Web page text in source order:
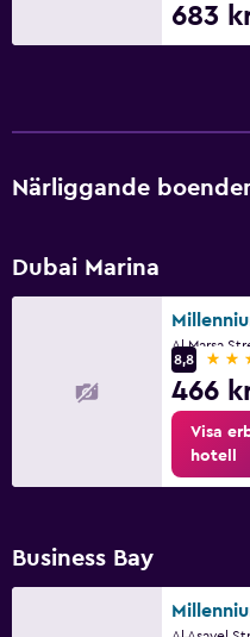
683
Närliggande
Dubai Marina
8,8
4
466
Visa
hotell
Business Bay